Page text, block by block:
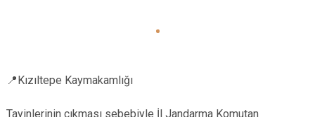
📍Kızıltepe Kaymakamlığı
Tayinlerinin çıkması sebebiyle İl Jandarma Komutan